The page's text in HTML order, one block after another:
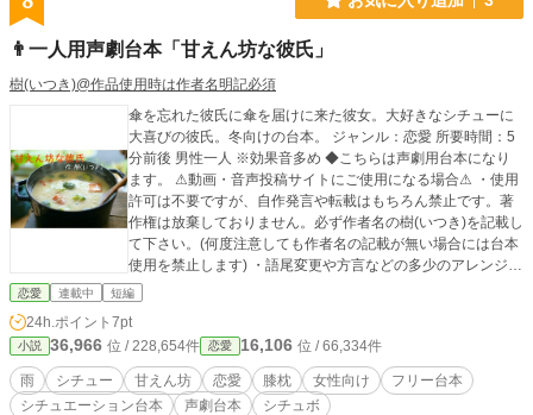
👨一人用声劇台本「甘えん坊な彼氏」
樹(いつき)@作品使用時は作者名明記必須
傘を忘れた彼氏に傘を届けに来た彼女。大好きなシチューに
大喜びの彼氏。冬向けの台本。 ジャンル：恋愛 所要時間：5
分前後 男性一人 ※効果音多め ◆こちらは声劇用台本になり
ます。 ⚠動画・音声投稿サイトにご使用になる場合⚠ ・使用
許可は不要ですが、自作発言や転載はもちろん禁止です。著
作権は放棄しておりません。必ず作者名の樹(いつき)を記載し
て下さい。(何度注意しても作者名の記載が無い場合には台本
使用を禁止します) ・語尾変更や方言などの多少のアレンジは
okですが、大幅なアレンジや台本の世界観をぶち壊すような
は【作品を使用する際の注意点】をご覧下さい。
恋愛 連載中 短編
24h.ポイント 7pt
小説 36,966 位 / 228,654件 恋愛 16,106 位 / 66,334件
雨 シチュー 甘えん坊 恋愛 膝枕 女性向け
フリー台本
シチュエーション台本
声劇台本 シチュボ